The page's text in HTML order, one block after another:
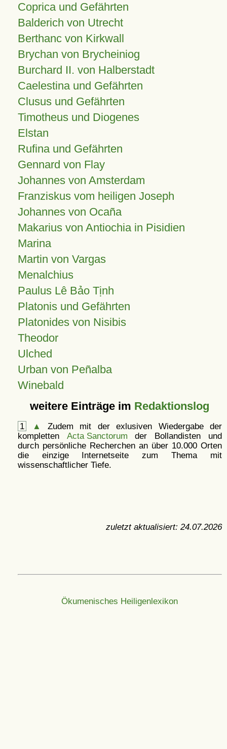
Coprica und Gefährten
Balderich von Utrecht
Berthanc von Kirkwall
Brychan von Brycheiniog
Burchard II. von Halberstadt
Caelestina und Gefährten
Clusus und Gefährten
Timotheus und Diogenes
Elstan
Rufina und Gefährten
Gennard von Flay
Johannes von Amsterdam
Franziskus vom heiligen Joseph
Johannes von Ocaña
Makarius von Antiochia in Pisidien
Marina
Martin von Vargas
Menalchius
Paulus Lê Bảo Tịnh
Platonis und Gefährten
Platonides von Nisibis
Theodor
Ulched
Urban von Peñalba
Winebald
weitere Einträge im Redaktionslog
1 ▲
Zudem mit der exlusiven Wiedergabe der
kompletten Acta Sanctorum der Bollandisten und
durch persönliche Recherchen an über 10.000 Orten
die einzige Internetseite zum Thema mit
wissenschaftlicher Tiefe.
zuletzt aktualisiert: 24.07.2026
Ökumenisches Heiligenlexikon